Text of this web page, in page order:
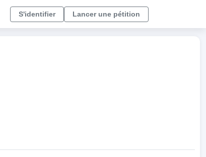
S'identifier Lancer une pétition